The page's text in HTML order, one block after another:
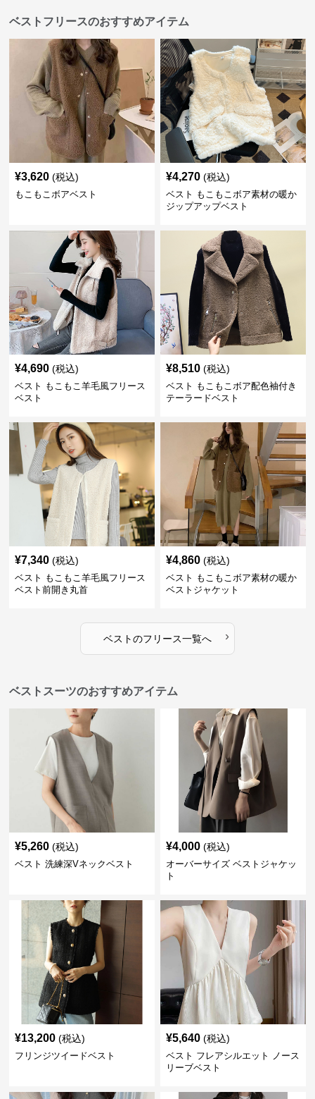
ベストフリースのおすすめアイテム
¥3,620 (税込)
もこもこボアベスト
¥4,270 (税込)
ベスト もこもこボア素材の暖か
ジップアップベスト
¥4,690 (税込)
ベスト もこもこ羊毛風フリース
ベスト
¥8,510 (税込)
ベスト もこもこボア配色袖付き
テーラードベスト
¥7,340 (税込)
ベスト もこもこ羊毛風フリース
ベスト前開き丸首
¥4,860 (税込)
ベスト もこもこボア素材の暖か
ベストジャケット
ベストのフリース一覧へ ›
ベストスーツのおすすめアイテム
¥5,260 (税込)
ベスト 洗練深Vネックベスト
¥4,000 (税込)
オーバーサイズ ベストジャケッ
ト
¥13,200 (税込)
フリンジツイードベスト
¥5,640 (税込)
ベスト フレアシルエット ノース
リーブベスト